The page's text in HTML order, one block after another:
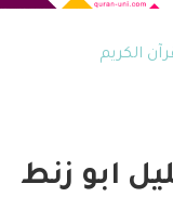
الكريم
ابو زنط